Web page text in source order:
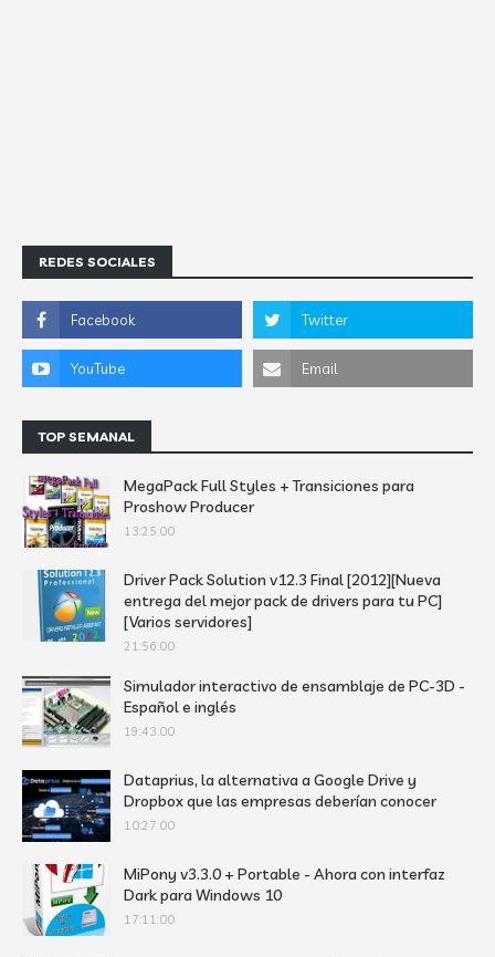
REDES SOCIALES
TOP SEMANAL
MegaPack Full Styles + Transiciones para
Proshow Producer
13:25:00
Driver Pack Solution v12.3 Final [2012][Nueva
entrega del mejor pack de drivers para tu PC]
[Varios servidores]
21:56:00
Simulador interactivo de ensamblaje de PC-3D -
Español e inglés
19:43:00
Dataprius, la alternativa a Google Drive y
Dropbox que las empresas deberían conocer
10:27:00
MiPony v3.3.0 + Portable - Ahora con interfaz
Dark para Windows 10
17:11:00